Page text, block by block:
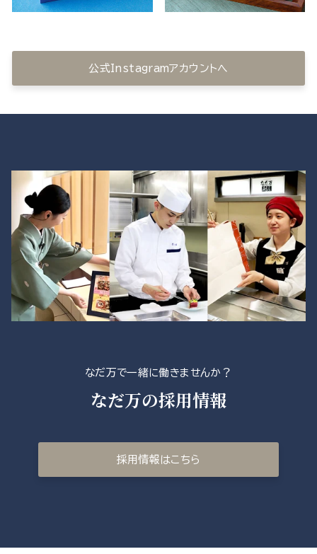
公式Instagramアカウントへ
なだ万で一緒に働きませんか？
なだ万の採用情報
採用情報はこちら